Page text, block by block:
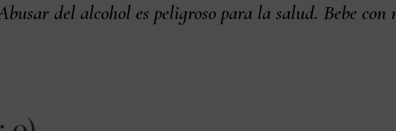
del alcohol es peligroso para la salud. Bebe con